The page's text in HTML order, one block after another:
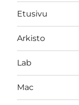
Etusivu
Arkisto
Lab
Mac